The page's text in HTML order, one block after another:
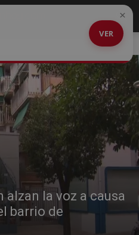
la voz a causa
barrio de
VER
×